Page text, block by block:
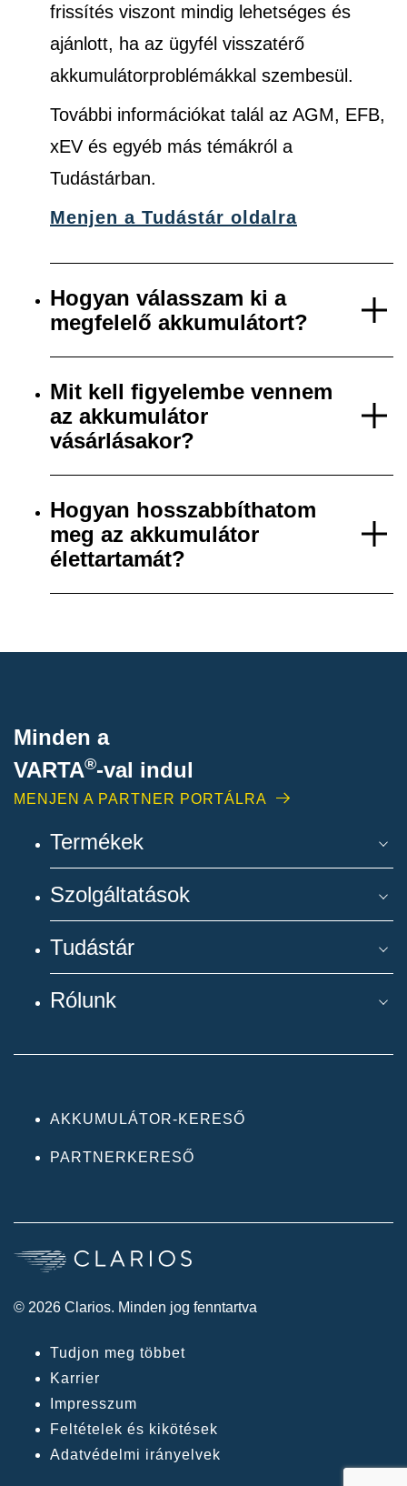
frissítés viszont mindig lehetséges és
ajánlott, ha az ügyfél visszatérő
akkumulátorproblémákkal szembesül.
További információkat talál az AGM, EFB,
xEV és egyéb más témákról a
Tudástárban.
Menjen a Tudástár oldalra
Hogyan válasszam ki a
megfelelő akkumulátort?
Mit kell figyelembe vennem
az akkumulátor
vásárlásakor?
Hogyan hosszabbíthatom
meg az akkumulátor
élettartamát?
Minden a
VARTA®-val indul
MENJEN A PARTNER PORTÁLRA
Termékek
Szolgáltatások
Tudástár
Rólunk
AKKUMULÁTOR-KERESŐ
PARTNERKERESŐ
© 2026 Clarios. Minden jog fenntartva
Tudjon meg többet
Karrier
Impresszum
Feltételek és kikötések
Adatvédelmi irányelvek